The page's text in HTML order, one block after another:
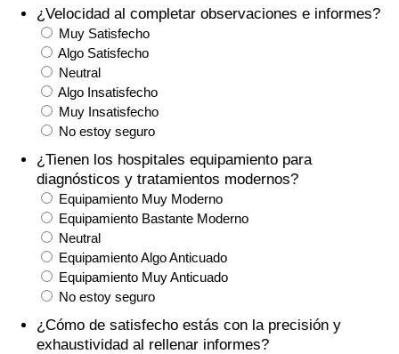
¿Velocidad al completar observaciones e informes?
Muy Satisfecho
Algo Satisfecho
Neutral
Algo Insatisfecho
Muy Insatisfecho
No estoy seguro
¿Tienen los hospitales equipamiento para
diagnósticos y tratamientos modernos?
Equipamiento Muy Moderno
Equipamiento Bastante Moderno
Neutral
Equipamiento Algo Anticuado
Equipamiento Muy Anticuado
No estoy seguro
¿Cómo de satisfecho estás con la precisión y
exhaustividad al rellenar informes?
Índice de criminalidad por país
Sanidad
Índice de Sanidad (Actual)
Índice de Sanidad
Índice de Sanidad por País
Contaminación
Índice de Contaminación (Actual)
Índice de contaminación